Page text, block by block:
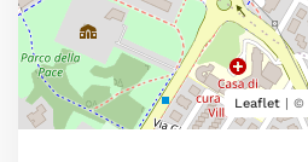
Leaflet | ©